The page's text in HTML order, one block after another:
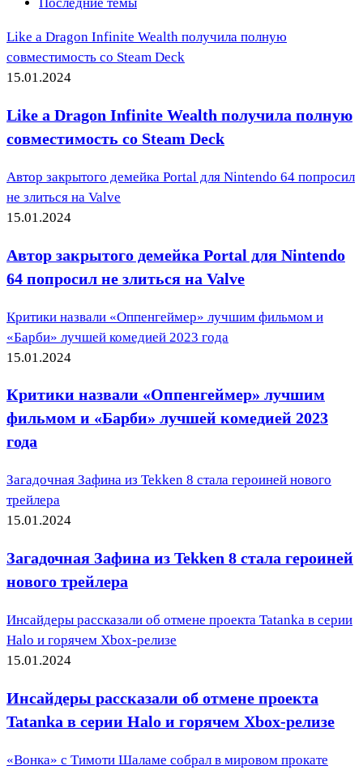
Like a Dragon Infinite Wealth получила полную
совместимость со Steam Deck
15.01.2024
Like a Dragon Infinite Wealth получила полную
совместимость со Steam Deck
Автор закрытого демейка Portal для Nintendo 64 попросил
не злиться на Valve
15.01.2024
Автор закрытого демейка Portal для Nintendo
64 попросил не злиться на Valve
Критики назвали «Оппенгеймер» лучшим фильмом и
«Барби» лучшей комедией 2023 года
15.01.2024
Критики назвали «Оппенгеймер» лучшим
фильмом и «Барби» лучшей комедией 2023
года
Загадочная Зафина из Tekken 8 стала героиней нового
трейлера
15.01.2024
Загадочная Зафина из Tekken 8 стала героиней
нового трейлера
Инсайдеры рассказали об отмене проекта Tatanka в серии
Halo и горячем Xbox-релизе
15.01.2024
Инсайдеры рассказали об отмене проекта
Tatanka в серии Halo и горячем Xbox-релизе
«Вонка» с Тимоти Шаламе собрал в мировом прокате